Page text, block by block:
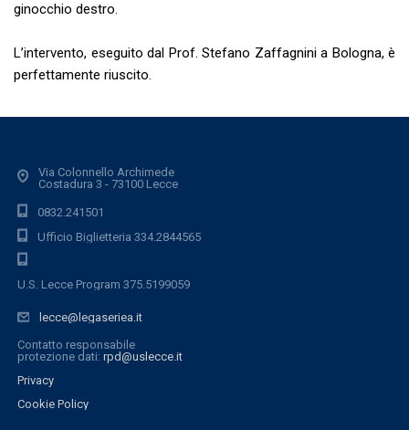
ginocchio destro.
L’intervento, eseguito dal Prof. Stefano Zaffagnini a Bologna, è
perfettamente riuscito.
Via Colonnello Archimede
Costadura 3 - 73100 Lecce
0832.241501
Ufficio Biglietteria 334.2844565
U.S. Lecce Program 375.5199059
lecce@legaseriea.it
Contatto responsabile
protezione dati: rpd@uslecce.it
Privacy
Cookie Policy